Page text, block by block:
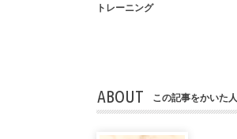
トレーニング
ABOUT この記事をかいた人